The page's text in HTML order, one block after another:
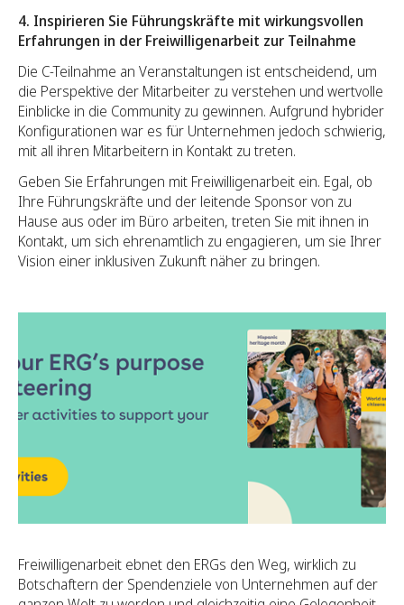
4. Inspirieren Sie Führungskräfte mit wirkungsvollen
Erfahrungen in der Freiwilligenarbeit zur Teilnahme
Die C-Teilnahme an Veranstaltungen ist entscheidend, um
die Perspektive der Mitarbeiter zu verstehen und wertvolle
Einblicke in die Community zu gewinnen. Aufgrund hybrider
Konfigurationen war es für Unternehmen jedoch schwierig,
mit all ihren Mitarbeitern in Kontakt zu treten.
Geben Sie Erfahrungen mit Freiwilligenarbeit ein. Egal, ob
Ihre Führungskräfte und der leitende Sponsor von zu
Hause aus oder im Büro arbeiten, treten Sie mit ihnen in
Kontakt, um sich ehrenamtlich zu engagieren, um sie Ihrer
Vision einer inklusiven Zukunft näher zu bringen.
Freiwilligenarbeit ebnet den ERGs den Weg, wirklich zu
Botschaftern der Spendenziele von Unternehmen auf der